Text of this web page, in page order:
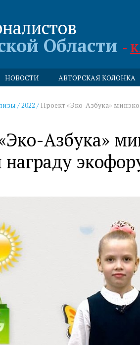
Области -
НОВОСТИ АВТОРСКАЯ КОЛОНКА
/2022 / Проект «Эко-Азбука»
Азбука»
награду